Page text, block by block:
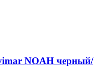
NOAH черный/